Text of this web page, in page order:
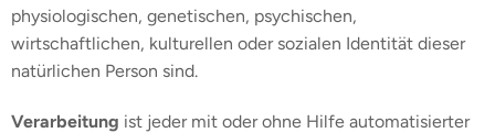
physiologischen, genetischen, psychischen,
wirtschaftlichen, kulturellen oder sozialen Identität dieser
natürlichen Person sind.
Verarbeitung ist jeder mit oder ohne Hilfe automatisierter